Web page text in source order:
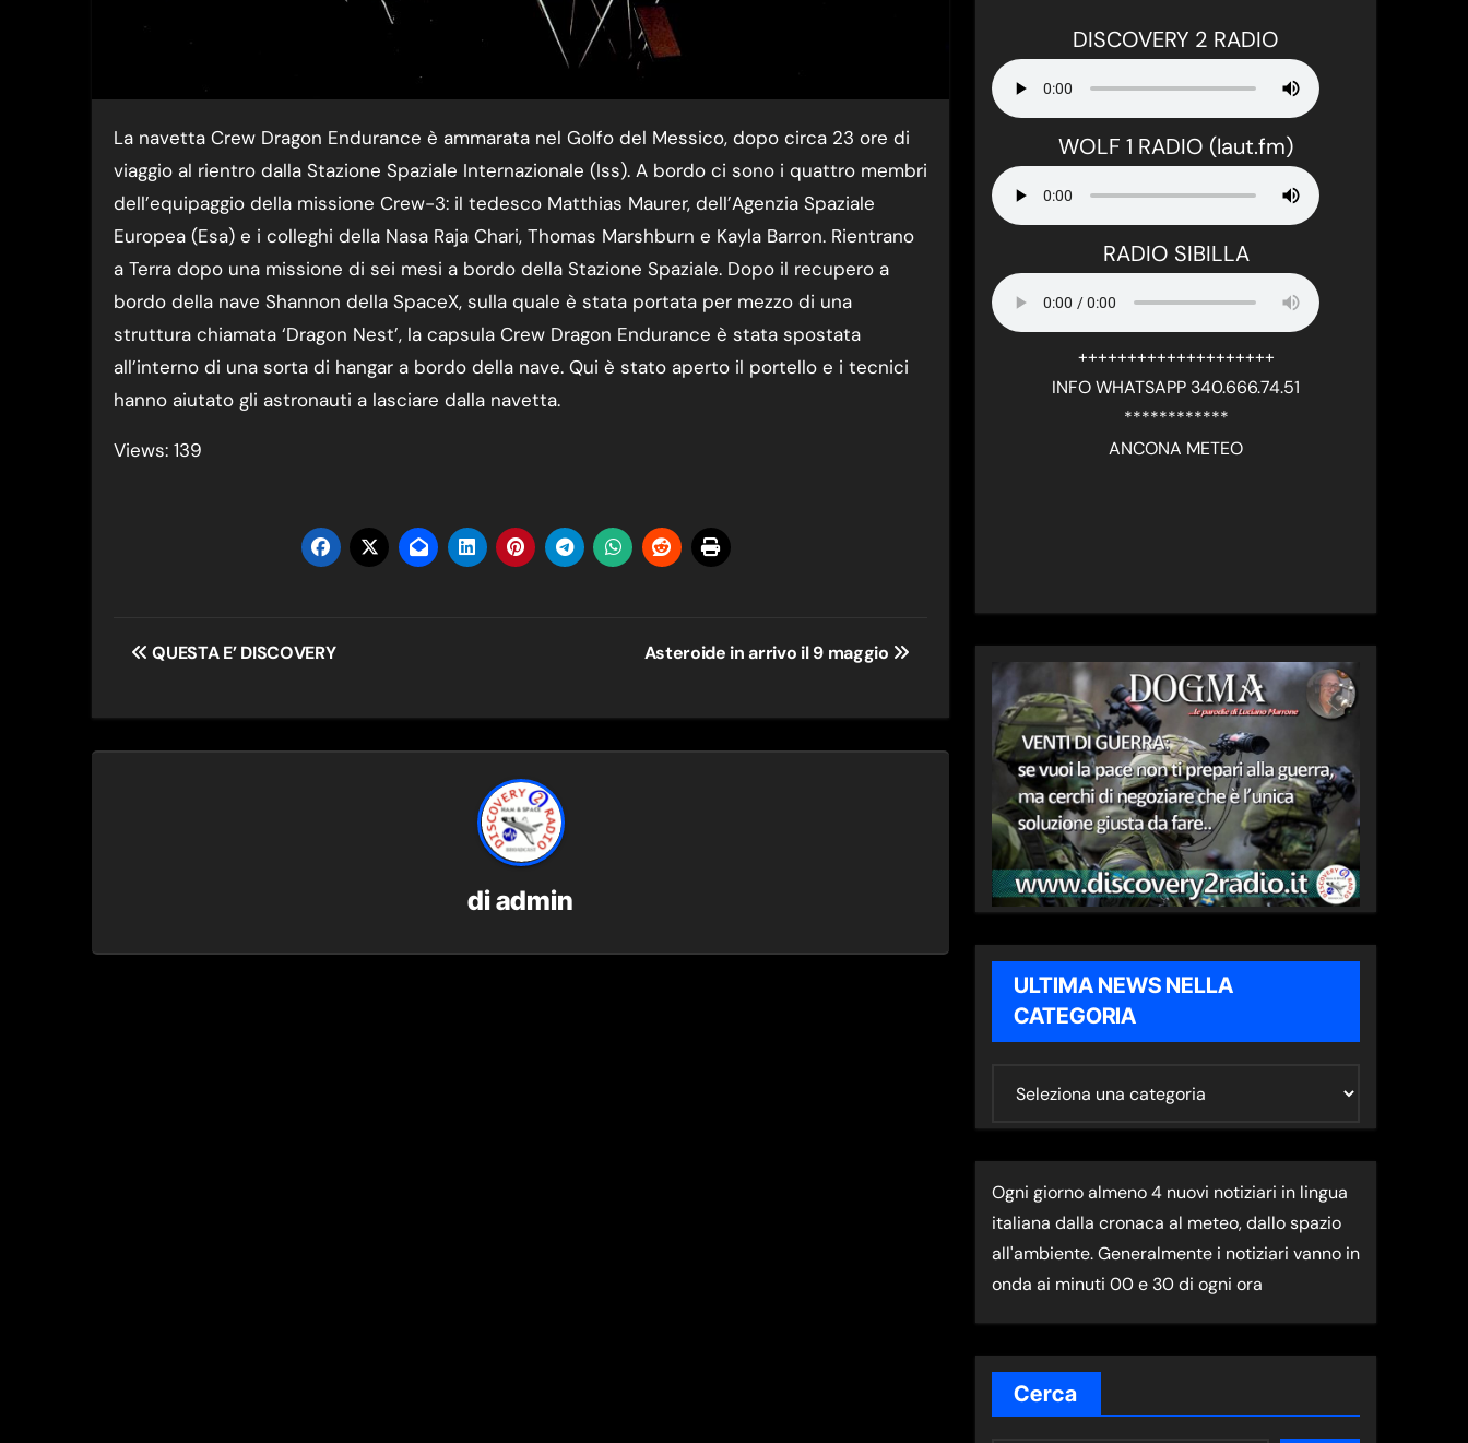
La navetta Crew Dragon Endurance è ammarata nel Golfo del Messico, dopo circa 23 ore di
viaggio al rientro dalla Stazione Spaziale Internazionale (Iss). A bordo ci sono i quattro membri
dell’equipaggio della missione Crew-3: il tedesco Matthias Maurer, dell’Agenzia Spaziale
Europea (Esa) e i colleghi della Nasa Raja Chari, Thomas Marshburn e Kayla Barron. Rientrano
a Terra dopo una missione di sei mesi a bordo della Stazione Spaziale. Dopo il recupero a
bordo della nave Shannon della SpaceX, sulla quale è stata portata per mezzo di una
struttura chiamata ‘Dragon Nest’, la capsula Crew Dragon Endurance è stata spostata
all’interno di una sorta di hangar a bordo della nave. Qui è stato aperto il portello e i tecnici
hanno aiutato gli astronauti a lasciare dalla navetta.
Views: 139
Navigazione
QUESTA E’ DISCOVERY Asteroide in arrivo il 9 maggio
diadmin
DISCOVERY 2 RADIO
WOLF 1 RADIO (laut.fm)
RADIO SIBILLA
++++++++++++++++++++
INFO WHATSAPP 340.666.74.51
************
ANCONA METEO
ULTIMA NEWS NELLA
CATEGORIA
M
A
N
E
W
S
E
Ogni giorno almeno 4 nuovi notiziari in lingua
italiana dalla cronaca al meteo, dallo spazio
all'ambiente. Generalmente i notiziari vanno in
onda ai minuti 00 e 30 di ogni ora
Cerca